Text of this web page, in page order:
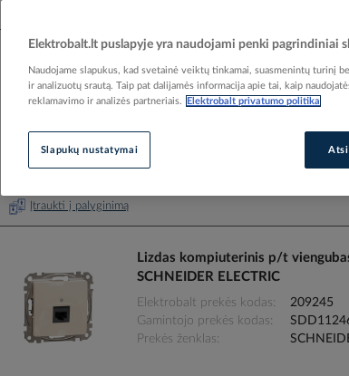
Lizdas kompiuterinis p/t
SCHNEIDER ELECTRIC
Elektrobalt prekės kodas
209249
Įtraukti į palyginimą
Lizdas kompiuterinis p/t
SCHNEIDER ELECTRIC
Elektrobalt prekės kodas
209245
Gamintojo prekės kodas
Prekės ženklas
Elektrobalt.lt puslapyje yra naudojami penki pagrindiniai
Naudojame slapukus, kad svetainė veiktų tinkamai, suasmenintų turinį
ir analizuotų srautą. Taip pat dalijamės informacija apie tai, kaip
reklamavimo ir analizės partneriais.
Elektrobalt privatumo politika
Slapukų nustatymai